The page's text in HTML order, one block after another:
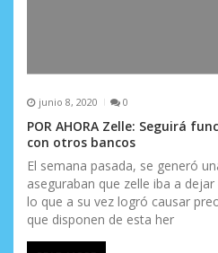
junio 8, 2020 0
POR AHORA Zelle: Seguirá
con otros bancos
El semana pasada, se generó
aseguraban que zelle iba a
lo que a su vez logró causar
que disponen de esta her